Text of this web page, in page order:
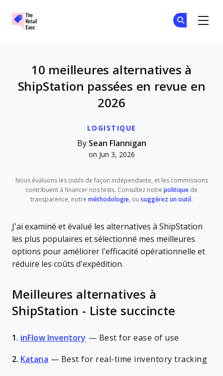
LOGISTIQUE
10 meilleures alternatives à
ShipStation passées en revue en
2026
By Sean Flannigan
on Jun 3, 2026
Nous évaluons les outils de façon indépendante, et les commissions
contribuent à financer nos tests. Consultez notre politique de
transparence, notre méthodologie, ou suggérez un outil .
J’ai examiné et évalué les alternatives à ShipStation
les plus populaires et sélectionné mes meilleures
options pour améliorer l’efficacité opérationnelle et
réduire les coûts d’expédition.
Meilleures alternatives à
ShipStation - Liste succincte
1. inFlow Inventory — Best for ease of use
2. Katana — Best for real-time inventory tracking